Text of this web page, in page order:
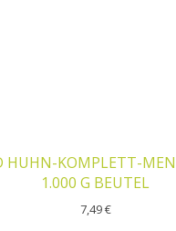
HUHN-KOMPLETT-
1.000 G BEUTEL
7,49€